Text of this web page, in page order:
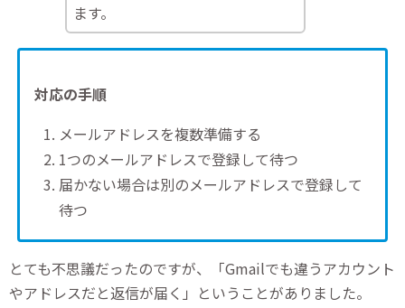
ます。
対応の手順
メールアドレスを複数準備する
1つのメールアドレスで登録して待つ
届かない場合は別のメールアドレスで登録して
待つ
とても不思議だったのですが、「Gmailでも違うアカウント
やアドレスだと返信が届く」ということがありました。